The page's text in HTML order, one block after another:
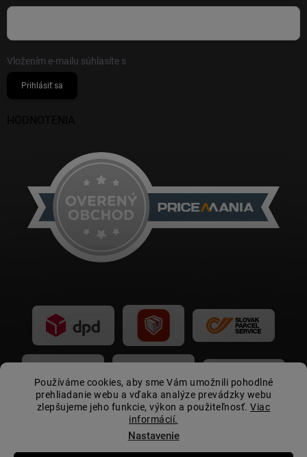
Používáme cookies, aby sme Vám umožnili pohodlné
prehliadanie webu a vďaka analýze prevádzky webu
zlepšujeme jeho funkcie, výkon a použiteľnosť.Viac
informácií.
Nastavenie
Vložením e-mailu súhlasíte s
Prihlásiť sa